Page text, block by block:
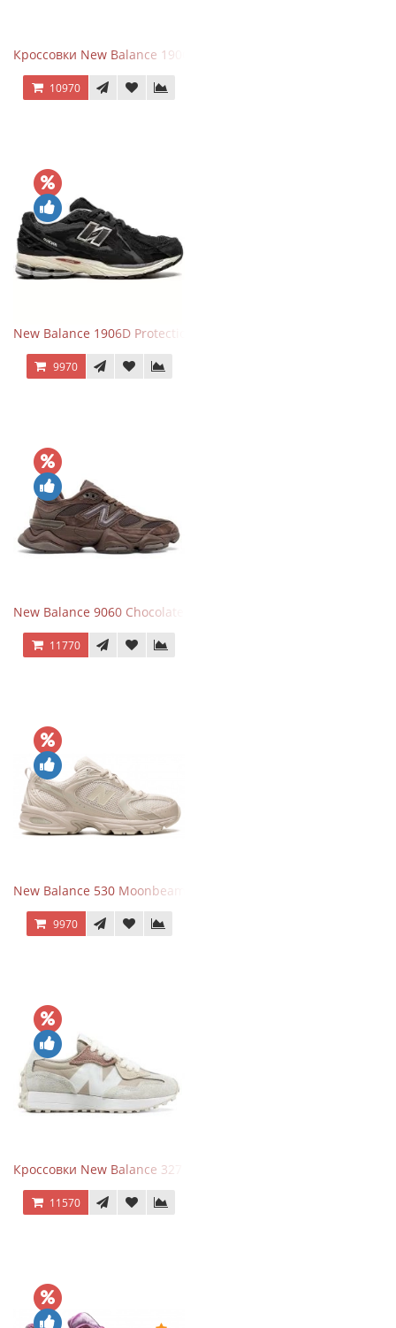
Кроссовки New Balance 1906R Brighton Grey
10970
New Balance 1906D Protection Pack Black черные
9970
New Balance 9060 Chocolate Brown
11770
New Balance 530 Moonbeam Sea Salt
9970
Кроссовки New Balance 327 Beige Pink
11570